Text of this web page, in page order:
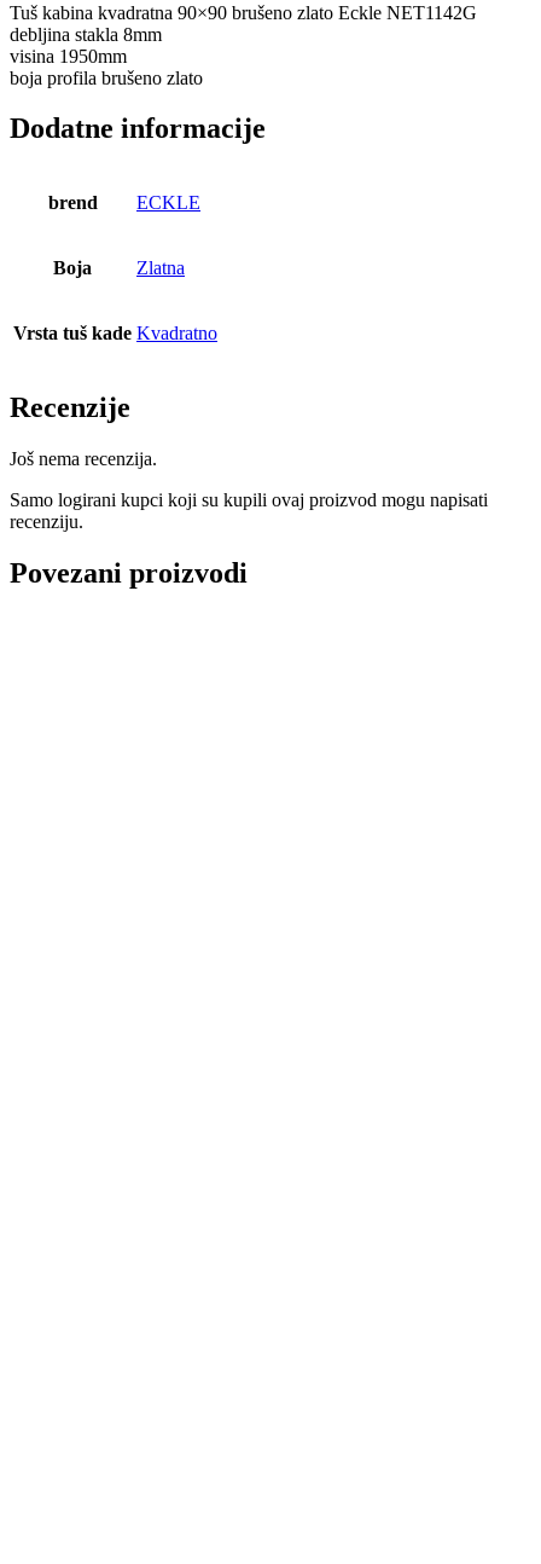
Tuš kabina kvadratna 90×90 brušeno zlato Eckle NET1142G
debljina stakla 8mm
visina 1950mm
boja profila brušeno zlato
Dodatne informacije
brend ECKLE
Boja Zlatna
Vrsta tuš kade Kvadratno
Recenzije
Još nema recenzija.
Samo logirani kupci koji su kupili ovaj proizvod mogu napisati
recenziju.
Povezani proizvodi